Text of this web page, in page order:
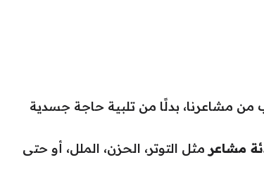
من مشاعرنا، بدلًا من تلبية حاجة جسدية
مشاعر مثل التوتر، الحزن، الملل، أو حتى